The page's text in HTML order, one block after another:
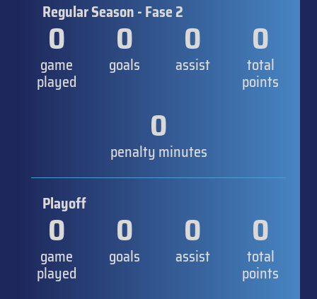
Regular Season - Fase 2
0
game
played
0
goals
0
assist
0
total
points
0
penalty minutes
Playoff
0
game
played
0
goals
0
assist
0
total
points